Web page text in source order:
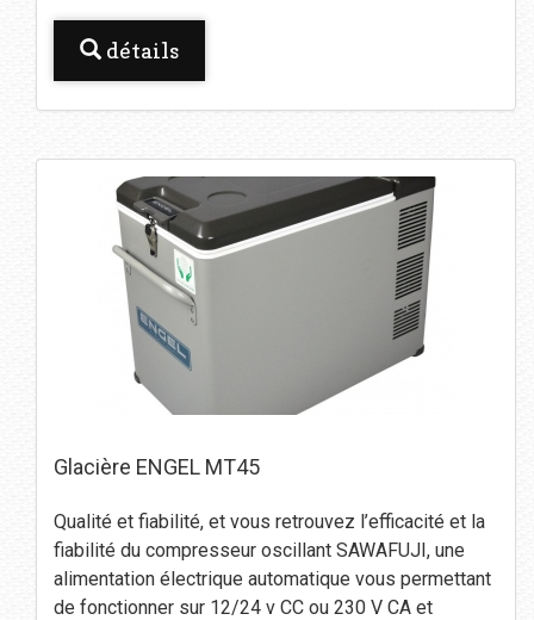
détails
Glacière ENGEL MT45
Qualité et fiabilité, et vous retrouvez l’efficacité et la
fiabilité du compresseur oscillant SAWAFUJI, une
alimentation électrique automatique vous permettant
de fonctionner sur 12/24 v CC ou 230 V CA et